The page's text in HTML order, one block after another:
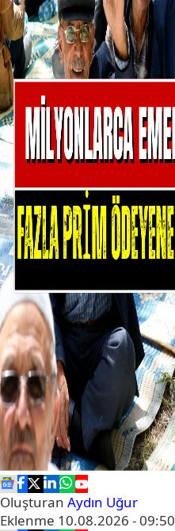
Oluşturan Aydın Uğur
Eklenme 10.08.2026 - 09:50